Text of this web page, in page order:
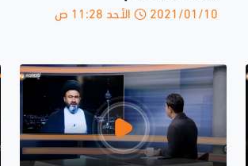
2021/01/10 الأحد 11:28 ص